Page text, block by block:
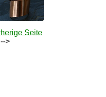
Seite
-->